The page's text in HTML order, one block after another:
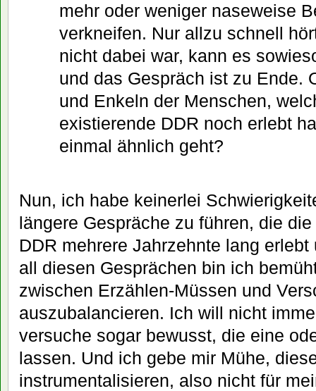
mehr oder weniger naseweise
verkneifen. Nur allzu schnell
nicht dabei war, kann es
und das Gespräch ist zu Ende.
und Enkeln der Menschen,
existierende DDR noch erlebt
einmal ähnlich geht?
Nun, ich habe keinerlei
längere Gespräche zu führen, die
DDR mehrere Jahrzehnte lang
all diesen Gesprächen bin ich
zwischen Erzählen-Müssen und
auszubalancieren. Ich will nicht
versuche sogar bewusst, die eine
lassen. Und ich gebe mir Mühe,
instrumentalisieren, also nicht für